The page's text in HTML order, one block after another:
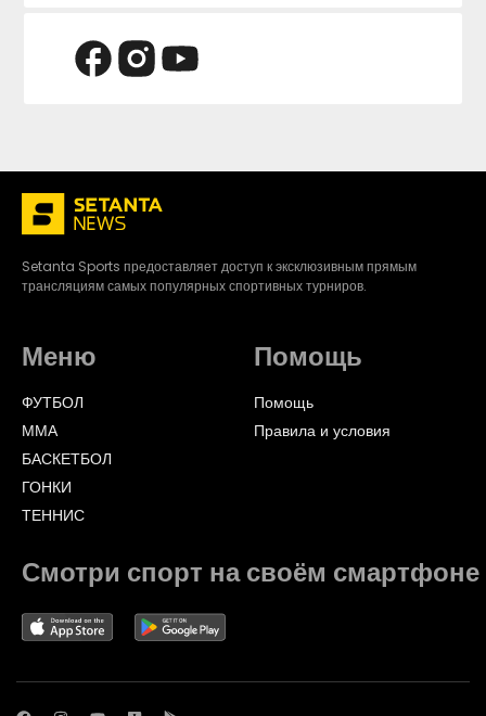
Setanta Sports предоставляет доступ к эксклюзивным прямым
трансляциям самых популярных спортивных турниров.
Меню
ФУТБОЛ
ММА
БАСКЕТБОЛ
ГОНКИ
ТЕННИС
Помощь
Помощь
Правила и условия
Смотри спорт на своём смартфоне